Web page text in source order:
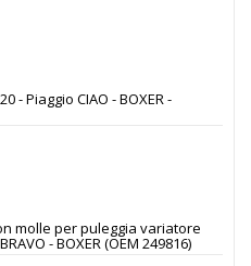
- Piaggio CIAO - BOXER -
molle per puleggia variatore
- BOXER (OEM 249816)